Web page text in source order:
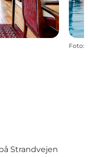
Foto:
Strandvejen